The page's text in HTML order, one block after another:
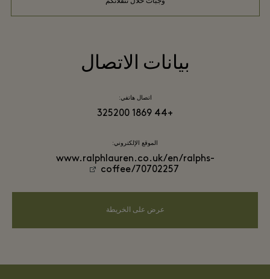
بيانات الاتصال
اتصال هاتفي:
+44 1869 325200
الموقع الإلكتروني:
www.ralphlauren.co.uk/en/ralphs-
coffee/70702257
عرض على الخريطة